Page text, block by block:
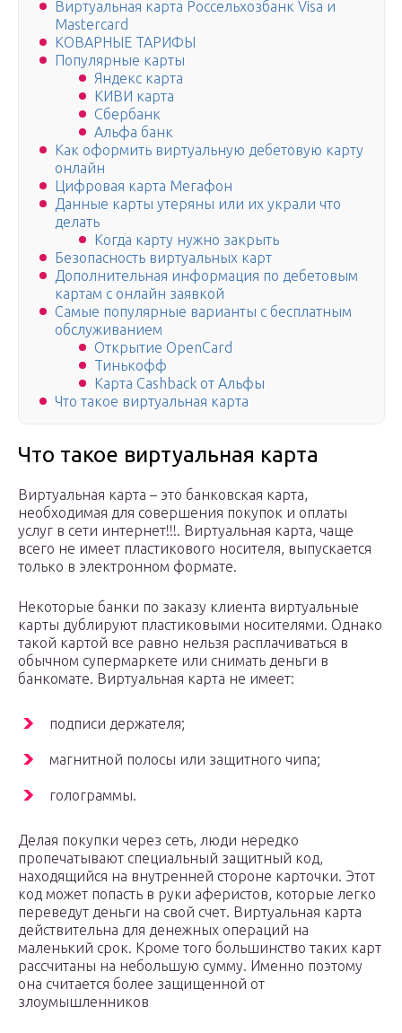
Виртуальная карта Россельхозбанк Visa и
Mastercard
КОВАРНЫЕ ТАРИФЫ
Популярные карты
Яндекс карта
КИВИ карта
Сбербанк
Альфа банк
Как оформить виртуальную дебетовую карту
онлайн
Цифровая карта Мегафон
Данные карты утеряны или их украли что
делать
Когда карту нужно закрыть
Безопасность виртуальных карт
Дополнительная информация по дебетовым
картам с онлайн заявкой
Самые популярные варианты с бесплатным
обслуживанием
Открытие OpenCard
Тинькофф
Карта Cashback от Альфы
Что такое виртуальная карта
Что такое виртуальная карта
Виртуальная карта – это банковская карта,
необходимая для совершения покупок и оплаты
услуг в сети интернет!!!. Виртуальная карта, чаще
всего не имеет пластикового носителя, выпускается
только в электронном формате.
Некоторые банки по заказу клиента виртуальные
карты дублируют пластиковыми носителями. Однако
такой картой все равно нельзя расплачиваться в
обычном супермаркете или снимать деньги в
банкомате. Виртуальная карта не имеет:
подписи держателя;
магнитной полосы или защитного чипа;
голограммы.
Делая покупки через сеть, люди нередко
пропечатывают специальный защитный код,
находящийся на внутренней стороне карточки. Этот
код может попасть в руки аферистов, которые легко
переведут деньги на свой счет. Виртуальная карта
действительна для денежных операций на
маленький срок. Кроме того большинство таких карт
рассчитаны на небольшую сумму. Именно поэтому
она считается более защищенной от
злоумышленников